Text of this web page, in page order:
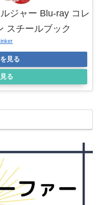
ジャー Blu-ray コレ
スチールブック
見る
る